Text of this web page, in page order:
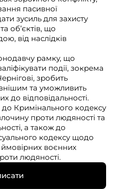
пасивної
зусиль для захисту
об’єктів, що
від наслідків
рамку, що
події, зокрема
зробить
та уможливить
до відповідальності.
Кримінального кодексу
проти людяності та
а також до
кодексу щодо
ймовірних воєнних
людяності.